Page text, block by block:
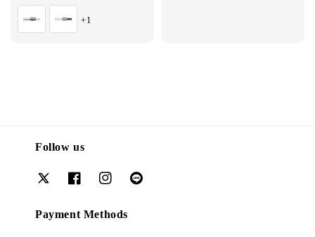
price
+1
Follow us
Payment Methods